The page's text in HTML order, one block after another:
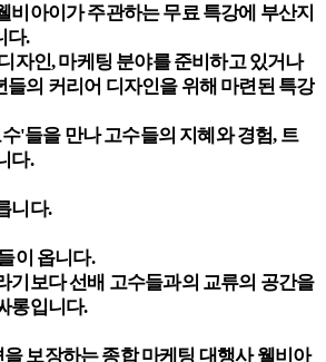
비아이가 주관하는 무료 특강에 부산지
다.
자인, 마케팅 분야를 준비하고 있거나
들의 커리어 디자인을 위해 마련된 특강
'들을 만나 고수들의 지혜와 경험, 트
다.
니다.
이 옵니다.
기보다 선배 고수들과의 교류의 공간을
롱입니다.
보장하는 종합 마케팅 대행사 웰비아